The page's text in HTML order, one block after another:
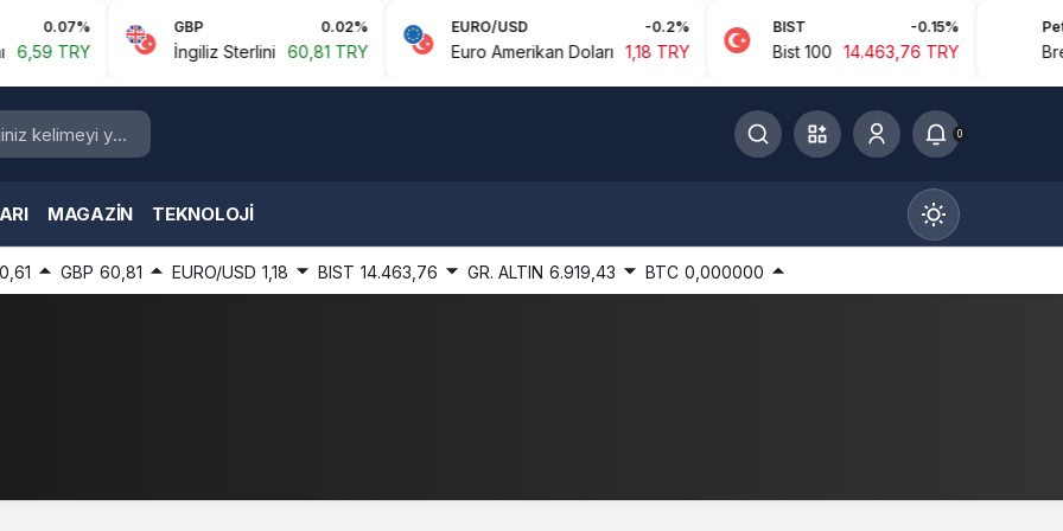
0.07%
TRY
GBP 0.02%
İngiliz Sterlini 60,81 TRY
EURO/USD -0.2%
Euro Amerikan Doları 1,18 TRY
BIST -0.15%
Bist 100 14.463,76 TRY
Petrol
Brent
0
MAGAZIN TEKNOLOJI
Gece Modu
0,61 GBP 60,81 EURO/USD 1,18 BIST 14.463,76 GR. ALTIN 6.919,43 BTC 0,000000